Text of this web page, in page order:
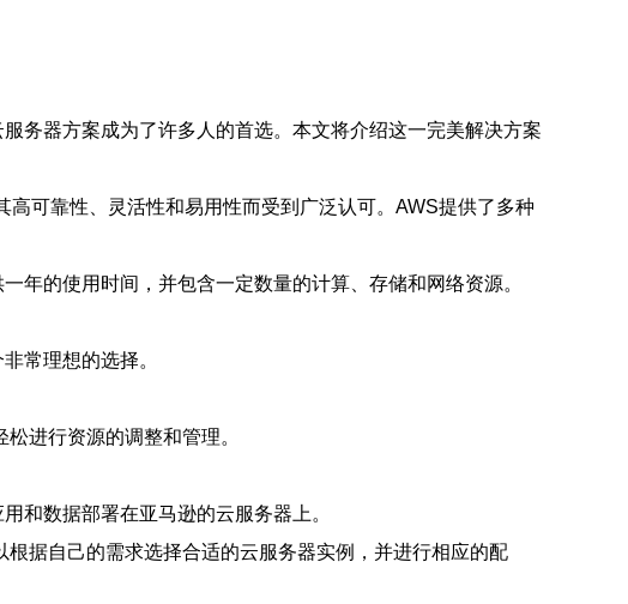
务器方案成为了许多人的首选。本文将介绍这一完美解决方案
可靠性、灵活性和易用性而受到广泛认可。AWS提供了多种
年的使用时间，并包含一定数量的计算、存储和网络资源。
常理想的选择。
进行资源的调整和管理。
和数据部署在亚马逊的云服务器上。
据自己的需求选择合适的云服务器实例，并进行相应的配